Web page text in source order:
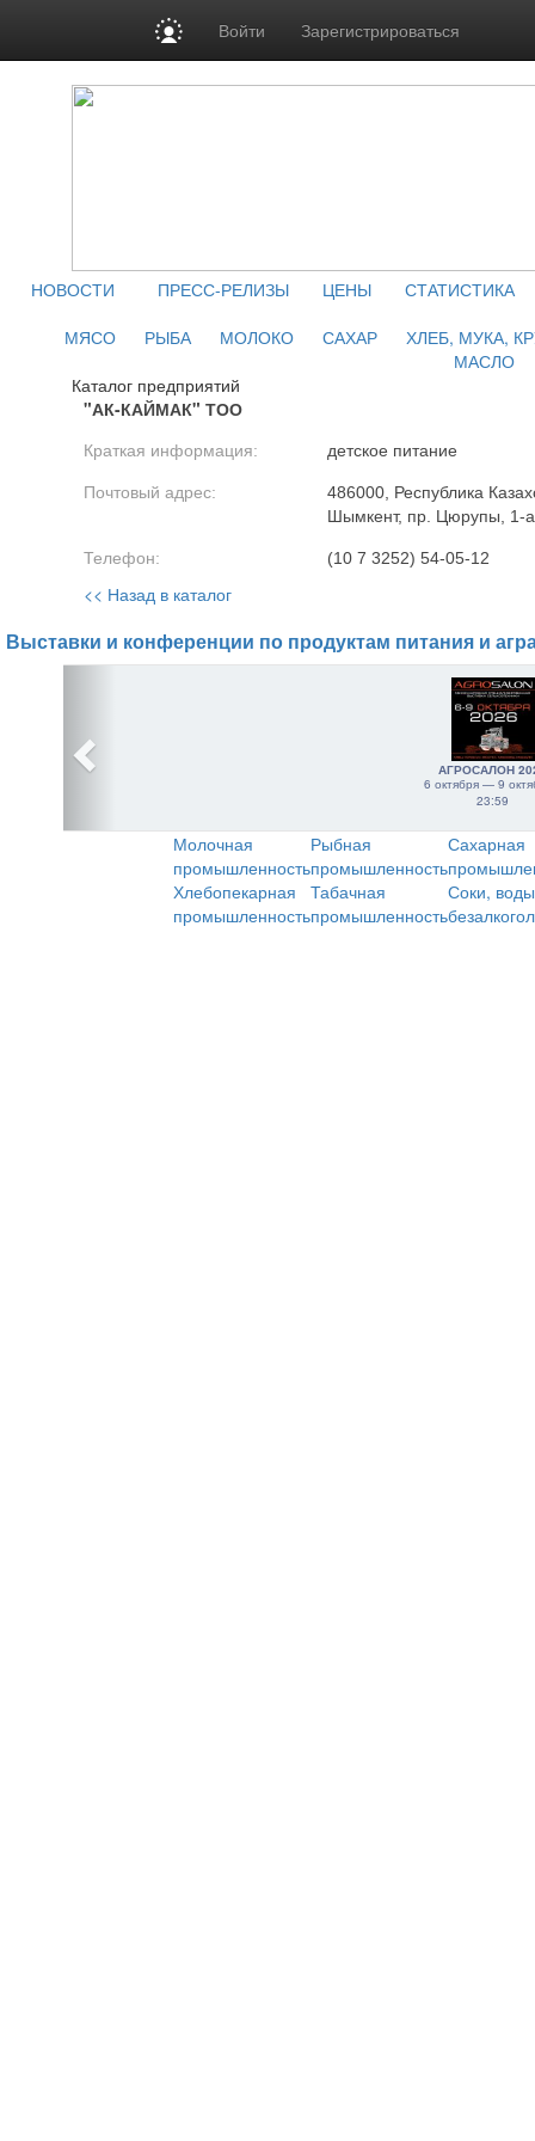
Войти Зарегистрироваться
НОВОСТИ ПРЕСС-РЕЛИЗЫ ЦЕНЫ
СТАТИСТИКА
МЯСО
РЫБА МОЛОКО САХАР
ХЛЕБ, МУКА,
МАСЛО
Каталог предприятий
"АК-КАЙМАК" ТОО
Краткая информация: детское питание
Почтовый адрес:
486000, Республика
Шымкент, пр. Цюрупы, 1-а
Телефон: (10 7 3252) 54-05-12
<< Назад в каталог
Выставки и конференции по продуктам питания и
АГРОСАЛОН
6 октября — 9
23:59
Молочная
промышленность
Рыбная
промышленность
Сахарная
Хлебопекарная
промышленность
Табачная
промышленность
Соки,